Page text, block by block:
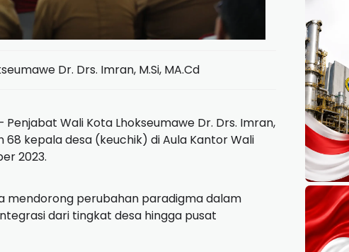
Dr. Drs. Imran, M.Si, MA.Cd
Penjabat Wali Kota Lhokseumawe Dr. Drs. Imran,
68 kepala desa (keuchik) di Aula Kantor Wali
2023.
mendorong perubahan paradigma dalam
dari tingkat desa hingga pusat